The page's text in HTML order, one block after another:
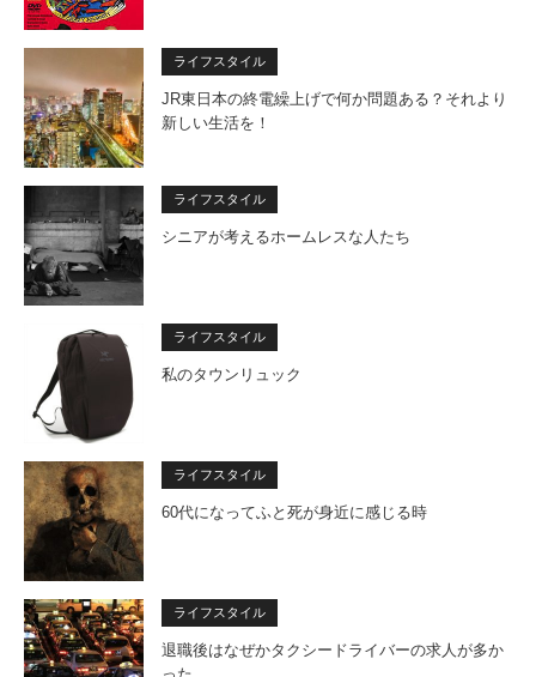
ライフスタイル
JR東日本の終電繰上げで何か問題ある？それより
新しい生活を！
ライフスタイル
シニアが考えるホームレスな人たち
ライフスタイル
私のタウンリュック
ライフスタイル
60代になってふと死が身近に感じる時
ライフスタイル
退職後はなぜかタクシードライバーの求人が多か